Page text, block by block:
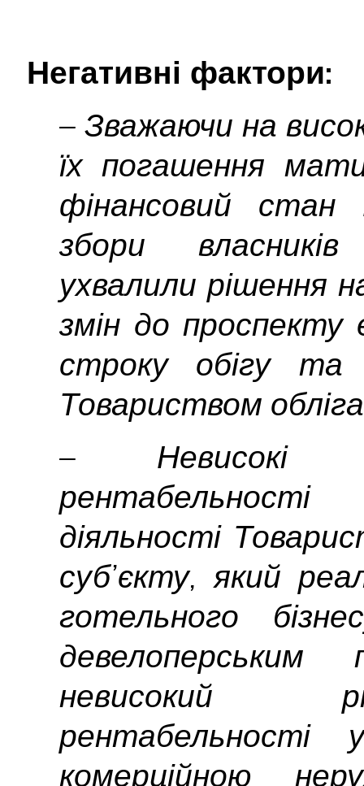
Негативні фактори:
– Зважаючи на
їх погашення
фінансовий стан
збори
ухвалили рішення
змін до проспекту
строку обігу та
Товариством
– Невисокі
діяльності
суб’єкту, який
готельного
невисокий
рентабельності
комерційною